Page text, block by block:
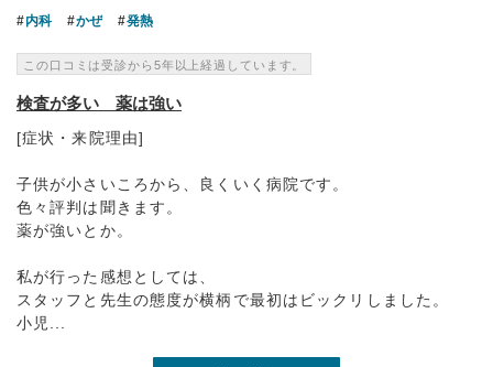
内科 かぜ 発熱
この口コミは受診から5年以上経過しています。
検査が多い 薬は強い
[症状・来院理由]
子供が小さいころから、良くいく病院です。
色々評判は聞きます。
薬が強いとか。
私が行った感想としては、
スタッフと先生の態度が横柄で最初はビックリしました。
小児...